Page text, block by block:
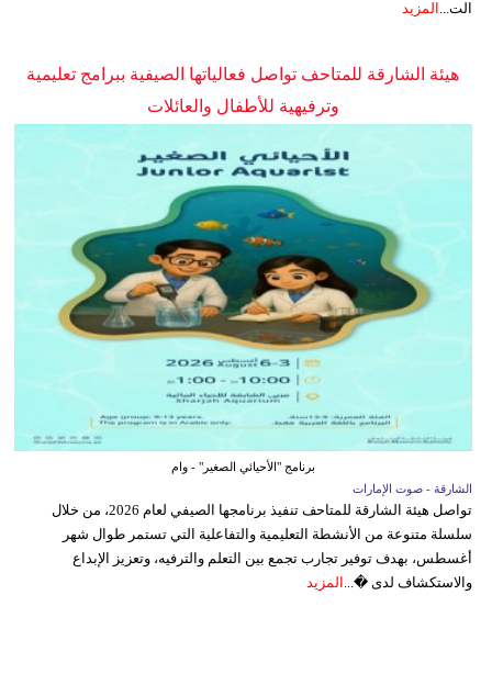
الت...
المزيد
هيئة الشارقة للمتاحف تواصل فعالياتها الصيفية ببرامج تعليمية
وترفيهية للأطفال والعائلات
برنامج "الأحيائي الصغير" - وام
الشارقة - صوت الإمارات
تواصل هيئة الشارقة للمتاحف تنفيذ برنامجها الصيفي لعام 2026، من خلال
سلسلة متنوعة من الأنشطة التعليمية والتفاعلية التي تستمر طوال شهر
أغسطس، بهدف توفير تجارب تجمع بين التعلم والترفيه، وتعزيز الإبداع
والاستكشاف لدى �... المزيد